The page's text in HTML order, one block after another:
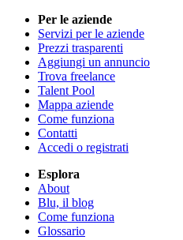
Per le aziende
Servizi per le aziende
Prezzi trasparenti
Aggiungi un annuncio
Trova freelance
Talent Pool
Mappa aziende
Come funziona
Contatti
Accedi o registrati
Esplora
About
Blu, il blog
Come funziona
Glossario